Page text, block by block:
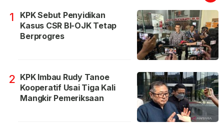
1
KPK Sebut Penyidikan
Kasus CSR BI-OJK Tetap
Berprogres
2 KPK Imbau Rudy Tanoe
Kooperatif Usai Tiga Kali
Mangkir Pemeriksaan